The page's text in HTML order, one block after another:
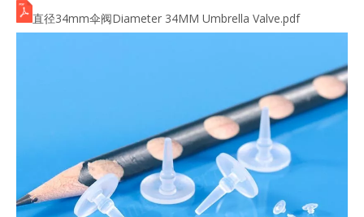
直径34mm伞阀Diameter 34MM Umbrella Valve.pdf